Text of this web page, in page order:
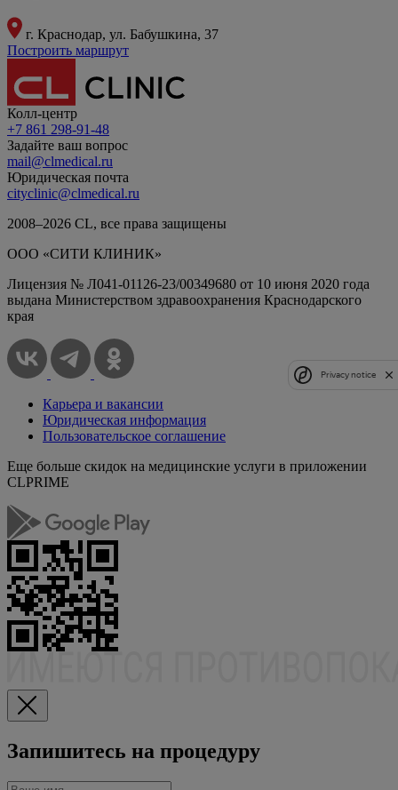
г. Краснодар, ул. Бабушкина, 37
Построить маршрут
Колл-центр
+7 861 298-91-48
Задайте ваш вопрос
mail@clmedical.ru
Юридическая почта
cityclinic@clmedical.ru
2008–2026 СL, все права защищены
ООО «СИТИ КЛИНИК»
Лицензия № Л041-01126-23/00349680 от 10 июня 2020 года
выдана Министерством здравоохранения Краснодарского
края
Карьера и вакансии
Юридическая информация
Пользовательское соглашение
Еще больше скидок на медицинские услуги в приложении
CLPRIME
Запишитесь на процедуру
Privacy notice